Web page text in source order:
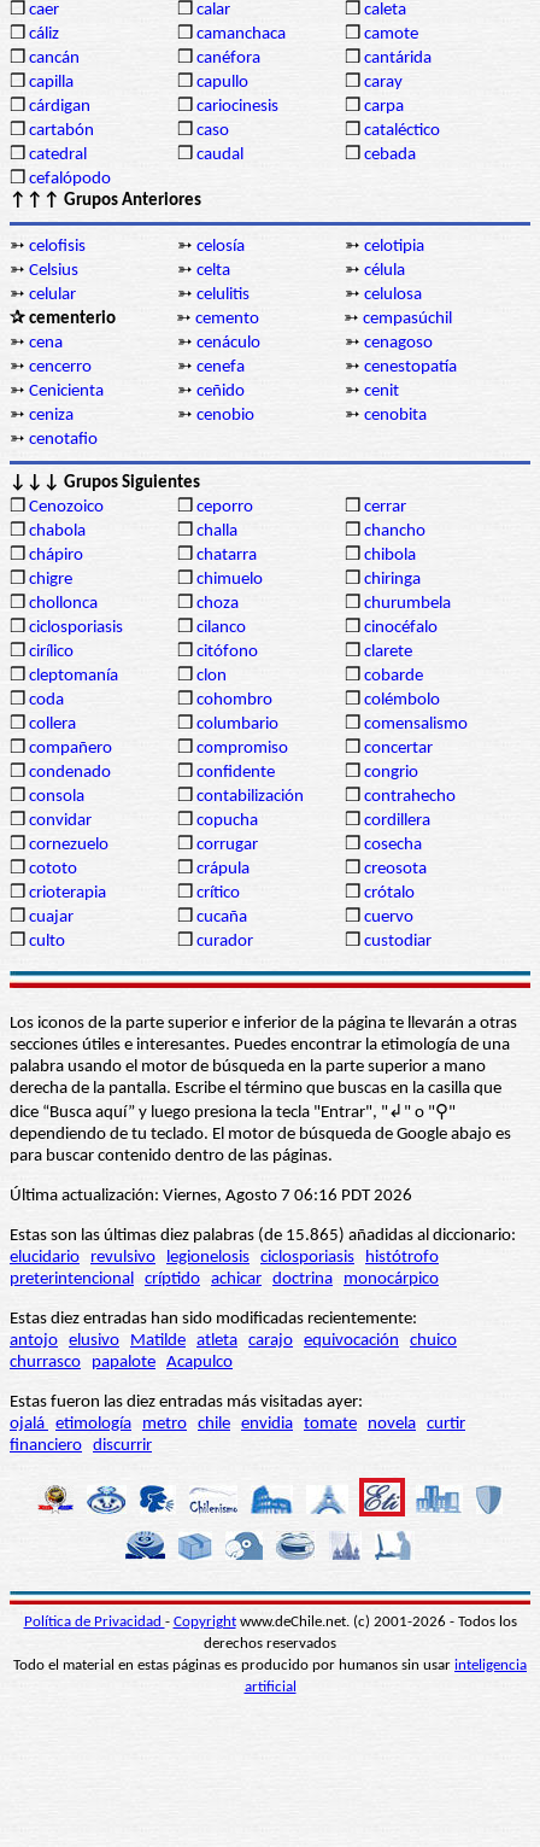
❒ caer ❒ calar ❒ caleta
❒ cáliz ❒ camanchaca ❒ camote
❒ cancán ❒ canéfora ❒ cantárida
❒ capilla ❒ capullo ❒ caray
❒ cárdigan ❒ cariocinesis ❒ carpa
❒ cartabón ❒ caso ❒ cataléctico
❒ catedral ❒ caudal ❒ cebada
❒ cefalópodo
↑↑↑ Grupos Anteriores
➳ celofisis ➳ celosía ➳ celotipia
➳ Celsius ➳ celta ➳ célula
➳ celular ➳ celulitis ➳ celulosa
✰ cementerio
➳ cemento ➳ cempasúchil
➳ cena ➳ cenáculo ➳ cenagoso
➳ cencerro ➳ cenefa ➳ cenestopatía
➳ Cenicienta ➳ ceñido ➳ cenit
➳ ceniza ➳ cenobio ➳ cenobita
➳ cenotafio
↓↓↓ Grupos Siguientes
❒ Cenozoico ❒ ceporro ❒ cerrar
❒ chabola ❒ challa ❒ chancho
❒ chápiro ❒ chatarra ❒ chibola
❒ chigre ❒ chimuelo ❒ chiringa
❒ chollonca ❒ choza ❒ churumbela
❒ ciclosporiasis ❒ cilanco ❒ cinocéfalo
❒ cirílico ❒ citófono ❒ clarete
❒ cleptomanía ❒ clon ❒ cobarde
❒ coda ❒ cohombro ❒ colémbolo
❒ collera ❒ columbario ❒ comensalismo
❒ compañero ❒ compromiso ❒ concertar
❒ condenado ❒ confidente ❒ congrio
❒ consola ❒ contabilización ❒ contrahecho
❒ convidar ❒ copucha ❒ cordillera
❒ cornezuelo ❒ corrugar ❒ cosecha
❒ cototo ❒ crápula ❒ creosota
❒ crioterapia ❒ crítico ❒ crótalo
❒ cuajar ❒ cucaña ❒ cuervo
❒ culto ❒ curador ❒ custodiar
Los iconos de la parte superior e inferior de la página te llevarán a otras
secciones útiles e interesantes. Puedes encontrar la etimología de una
palabra usando el motor de búsqueda en la parte superior a mano
derecha de la pantalla. Escribe el término que buscas en la casilla que
dice “Busca aquí” y luego presiona la tecla "Entrar", "↲" o "⚲"
dependiendo de tu teclado. El motor de búsqueda de Google abajo es
para buscar contenido dentro de las páginas.
Última actualización: Viernes, Agosto 7 06:16 PDT 2026
Estas son las últimas diez palabras (de 15.865) añadidas al diccionario:
elucidario
revulsivo legionelosis ciclosporiasis
histótrofo
preterintencional críptido achicar doctrina monocárpico
Estas diez entradas han sido modificadas recientemente:
antojo elusivo Matilde atleta carajo equivocación
chuico
churrasco
papalote Acapulco
Estas fueron las diez entradas más visitadas ayer:
ojalá etimología metro chile envidia tomate novela curtir
financiero discurrir
Política de Privacidad - Copyrightwww.deChile.net. (c) 2001-2026 - Todos los
derechos reservados
Todo el material en estas páginas es producido por humanos sin usar inteligencia
artificial